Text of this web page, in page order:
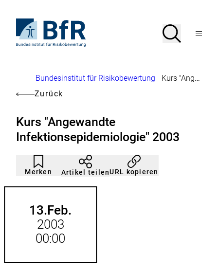
Seiteninhalt
springenStartseite
von
Suche
SucheMenü
Brotkrumennavigation
Bundesinstitut für Risikobewertung
Kurs "Angewandte Infektionsepidemiologie" 2003
Zurück
Kurs "Angewandte
Infektionsepidemiologie" 2003
Merken
Artikel
nicht
gemerkt
Durch
Klicken
der
Artikel teilenURL kopieren
13.Feb.
2003
00:00